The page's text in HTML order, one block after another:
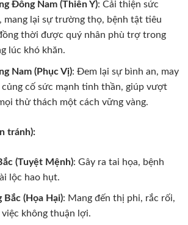
Đông Nam (Thiên Y): Cải thiện sức
mang lại sự trường thọ, bệnh tật tiêu
thời được quý nhân phù trợ trong
lúc khó khăn.
Nam (Phục Vị): Đem lại sự bình an, may
củng cố sức mạnh tinh thần, giúp vượt
thử thách một cách vững vàng.
tránh):
(Tuyệt Mệnh): Gây ra tai họa, bệnh
lộc hao hụt.
Bắc (Họa Hại): Mang đến thị phi, rắc rối,
việc không thuận lợi.